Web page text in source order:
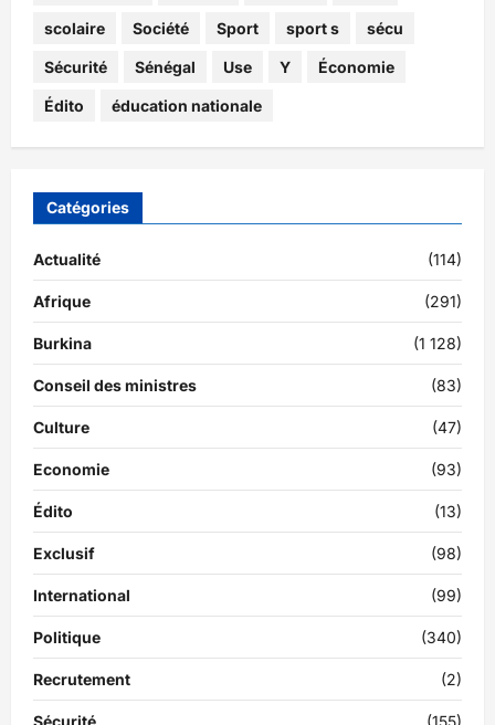
scolaire Société Sport sport s sécu
Sécurité Sénégal Use Y Économie
Édito éducation nationale
Catégories
Actualité (114)
Afrique (291)
Burkina (1 128)
Conseil des ministres (83)
Culture (47)
Economie (93)
Édito (13)
Exclusif (98)
International (99)
Politique (340)
Recrutement (2)